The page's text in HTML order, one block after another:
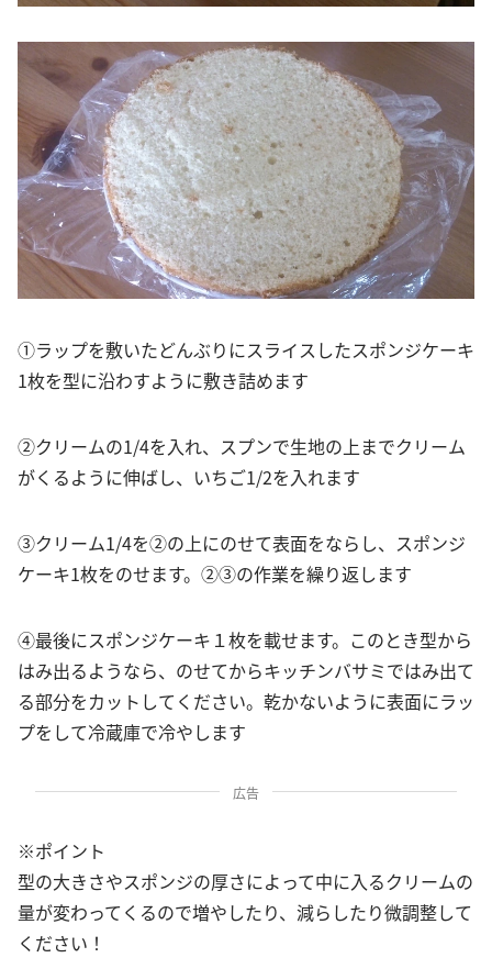
①ラップを敷いたどんぶりにスライスしたスポンジケーキ
1枚を型に沿わすように敷き詰めます
②クリームの1/4を入れ、スプンで生地の上までクリーム
がくるように伸ばし、いちご1/2を入れます
③クリーム1/4を②の上にのせて表面をならし、スポンジ
ケーキ1枚をのせます。②③の作業を繰り返します
④最後にスポンジケーキ１枚を載せます。このとき型から
はみ出るようなら、のせてからキッチンバサミではみ出て
る部分をカットしてください。乾かないように表面にラッ
プをして冷蔵庫で冷やします
広告
※ポイント
型の大きさやスポンジの厚さによって中に入るクリームの
量が変わってくるので増やしたり、減らしたり微調整して
ください！